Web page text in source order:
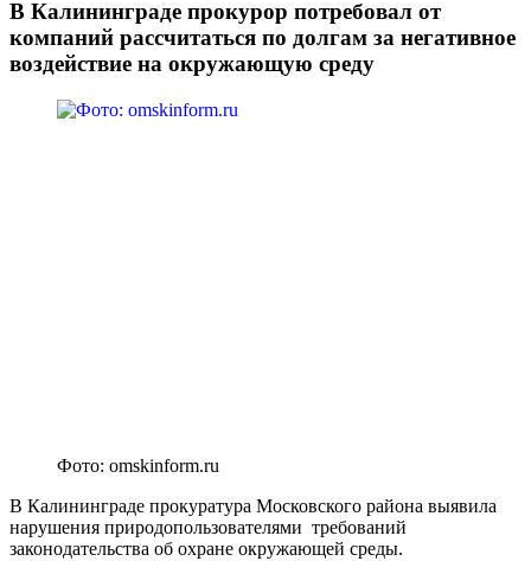
В Калининграде прокурор потребовал от
компаний рассчитаться по долгам за негативное
воздействие на окружающую среду
Фото: omskinform.ru
В Калининграде прокуратура Московского района выявила
нарушения природопользователями требований
законодательства об охране окружающей среды.